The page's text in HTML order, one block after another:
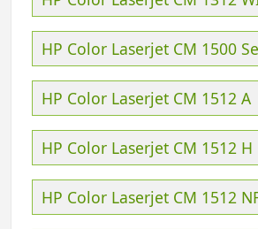
HP Color Laserjet CM 1500
HP Color Laserjet CM 1512 A
HP Color Laserjet CM 1512 H
HP Color Laserjet CM 1512